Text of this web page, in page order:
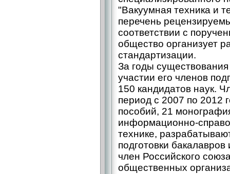
"Вакуумная техника и
перечень
соответствии с
общество организует
стандартизации.
За годы
участии его членов
150 кандидатов наук.
период с 2007 по 2012
пособий, 21
информационно-
технике,
подготовки
член Российского
общественных